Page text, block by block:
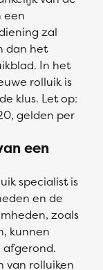
een
zal
dan het
In het
rolluik is
klus. Let op:
gelden per
een
specialist is
en de
zoals
kunnen
afgerond.
van rolluiken